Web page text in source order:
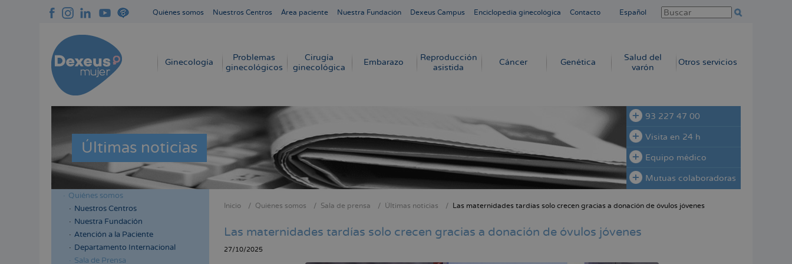
Quiénes somos Nuestros Centros Área paciente Nuestra Fundación Dexeus Campus Enciclopedia ginecológica Contacto Español
Navegación
Ginecología
Problemas
ginecológicos
Cirugía
ginecológica
Embarazo
Reproducción
asistida
Cáncer Genética
Salud del
varón
Otros servicios
Últimas noticias
93 227 47 00
Visita en 24 h
Equipo médico
Mutuas colaboradoras
Menú
lateral
cabecera
Quiénes somos
Nuestros Centros
Nuestra Fundación
Atención a la Paciente
Departamento Internacional
Sala de Prensa
enlaces
de
Inicio Quiénes somos Sala de prensa Últimas noticias Las maternidades tardías solo crecen gracias a donación de óvulos jóvenes
Las maternidades tardías solo crecen gracias a donación de óvulos jóvenes
27/10/2025